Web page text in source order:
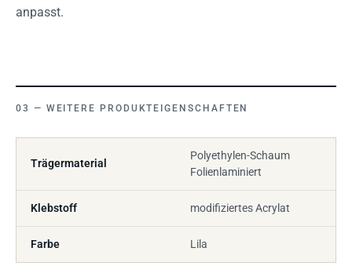
anpasst.
WEITERE PRODUKTEIGENSCHAFTEN
Trägermaterial
Polyethylen-Schaum
Folienlaminiert
Klebstoff modifiziertes Acrylat
Farbe Lila